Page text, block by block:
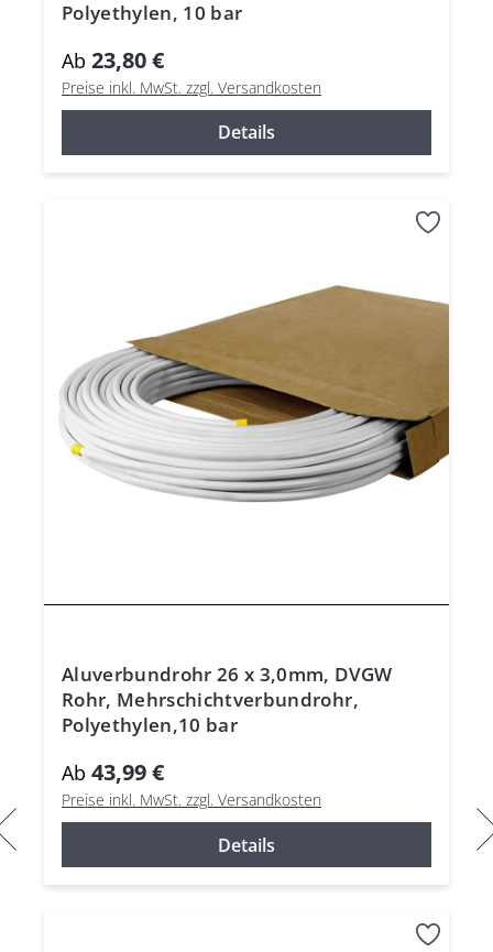
Polyethylen, 10 bar
Ab 23,80 €
Preise inkl. MwSt. zzgl. Versandkosten
Details
Aluverbundrohr 26 x 3,0mm, DVGW
Rohr, Mehrschichtverbundrohr,
Polyethylen,10 bar
Ab 43,99 €
Preise inkl. MwSt. zzgl. Versandkosten
Details